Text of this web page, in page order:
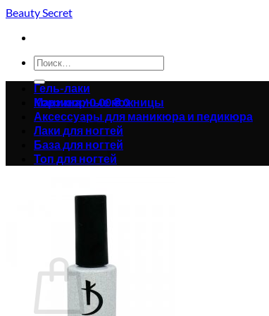
Skip
content
Beauty Secret
Искать:
Корзина /0.00₴0
Вернуться в магазин
Корзина
Гель-лаки
Маникюрные ножницы
Аксессуары для маникюра и педикюра
Лаки для ногтей
База для ногтей
Топ для ногтей